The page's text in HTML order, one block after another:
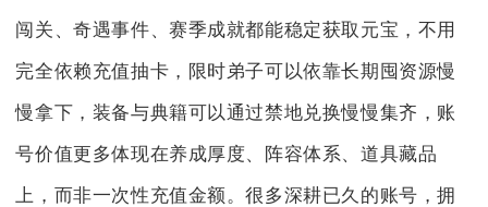
闯关、奇遇事件、赛季成就都能稳定获取元宝，不用
完全依赖充值抽卡，限时弟子可以依靠长期囤资源慢
慢拿下，装备与典籍可以通过禁地兑换慢慢集齐，账
号价值更多体现在养成厚度、阵容体系、道具藏品
上，而非一次性充值金额。很多深耕已久的账号，拥